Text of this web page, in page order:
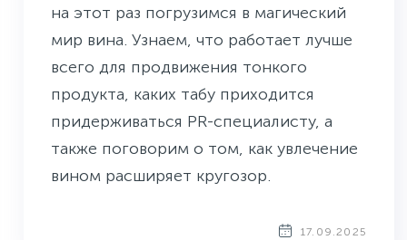
на этот раз погрузимся в магический
мир вина. Узнаем, что работает лучше
всего для продвижения тонкого
продукта, каких табу приходится
придерживаться PR-специалисту, а
также поговорим о том, как увлечение
вином расширяет кругозор.
17.09.2025